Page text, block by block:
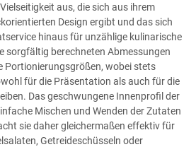
aus, die sich aus ihrem
Design ergibt und das sich
hinaus für unzählige kulinarische
sorgfältig berechneten Abmessungen
Portionierungsgrößen, wobei stets
für die Präsentation als auch für die
Das geschwungene Innenprofil der
Mischen und Wenden der Zutaten
sie daher gleichermaßen effektiv für
Getreideschüsseln oder